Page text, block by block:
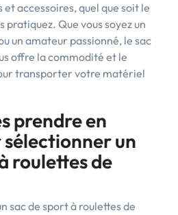
accessoires, quel que soit le
pratiquez. Que vous soyez un
un amateur passionné, le sac
offre la commodité et le
transporter votre matériel
prendre en
un
roulettes de
sac de sport à roulettes de